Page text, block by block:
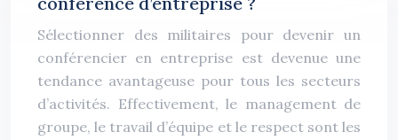
Sélectionner des militaires pour devenir un
conférencier en entreprise est devenue une
tendance avantageuse pour tous les secteurs
d’activités. Effectivement, le management de
groupe, le travail d’équipe et le respect sont les